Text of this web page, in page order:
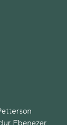
Ebenezer,